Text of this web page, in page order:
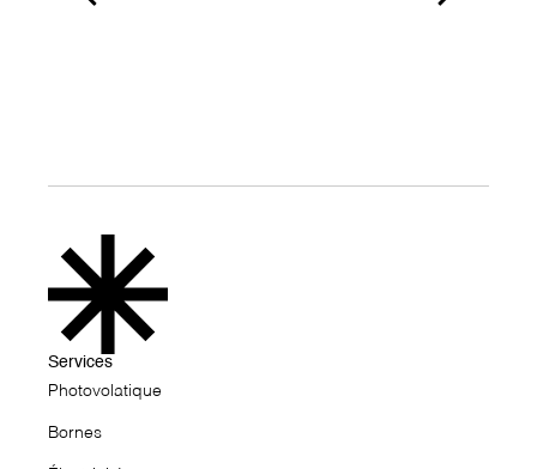
Services
Photovolatique
Bornes